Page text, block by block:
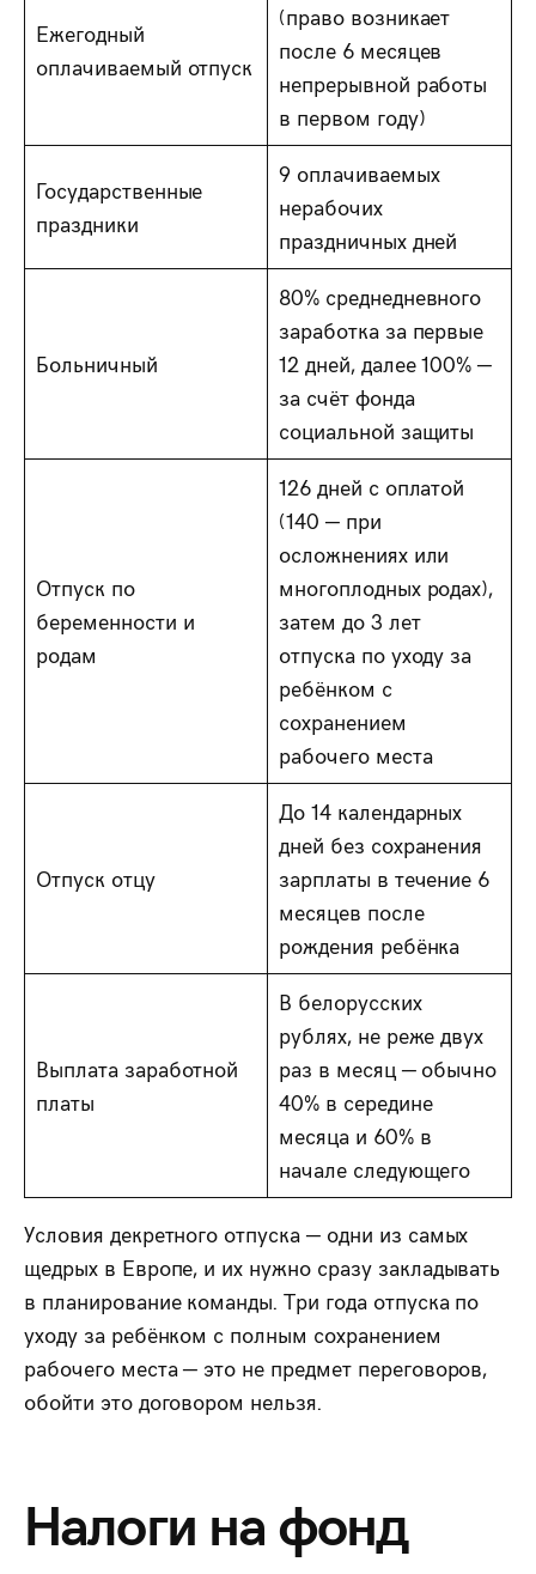
Ежегодный
оплачиваемый отпуск
(право возникает
после 6 месяцев
непрерывной работы
в первом году)
Государственные
праздники
9 оплачиваемых
нерабочих
праздничных дней
Больничный
80% среднедневного
заработка за первые
12 дней, далее 100% —
за счёт фонда
социальной защиты
Отпуск по
беременности и
родам
126 дней с оплатой
(140 — при
осложнениях или
многоплодных родах),
затем до 3 лет
отпуска по уходу за
ребёнком с
сохранением
рабочего места
Отпуск отцу
До 14 календарных
дней без сохранения
зарплаты в течение 6
месяцев после
рождения ребёнка
Выплата заработной
платы
В белорусских
рублях, не реже двух
раз в месяц — обычно
40% в середине
месяца и 60% в
начале следующего
Условия декретного отпуска — одни из самых
щедрых в Европе, и их нужно сразу закладывать
в планирование команды. Три года отпуска по
уходу за ребёнком с полным сохранением
рабочего места — это не предмет переговоров,
обойти это договором нельзя.
Налоги на фонд